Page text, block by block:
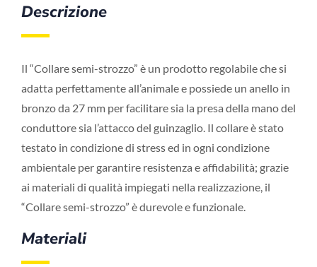
Descrizione
Il “Collare semi-strozzo” è un prodotto regolabile che si
adatta perfettamente all’animale e possiede un anello in
bronzo da 27 mm per facilitare sia la presa della mano del
conduttore sia l’attacco del guinzaglio. Il collare è stato
testato in condizione di stress ed in ogni condizione
ambientale per garantire resistenza e affidabilità; grazie
ai materiali di qualità impiegati nella realizzazione, il
“Collare semi-strozzo” è durevole e funzionale.
Materiali